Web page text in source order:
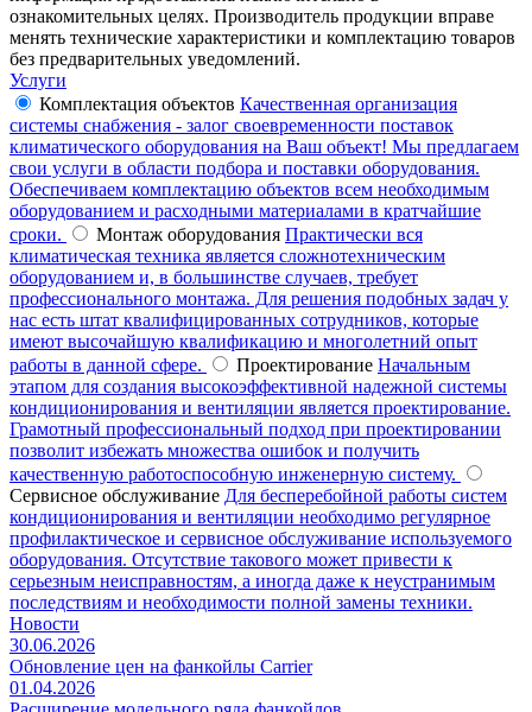
ознакомительных целях. Производитель продукции вправе
менять технические характеристики и комплектацию товаров
без предварительных уведомлений.
Услуги
Комплектация объектов Качественная организация
системы снабжения - залог своевременности поставок
климатического оборудования на Ваш объект! Мы предлагаем
свои услуги в области подбора и поставки оборудования.
Обеспечиваем комплектацию объектов всем необходимым
оборудованием и расходными материалами в кратчайшие
сроки.
Монтаж оборудования Практически вся
климатическая техника является сложнотехническим
оборудованием и, в большинстве случаев, требует
профессионального монтажа. Для решения подобных задач у
нас есть штат квалифицированных сотрудников, которые
имеют высочайшую квалификацию и многолетний опыт
работы в данной сфере.
Проектирование Начальным
этапом для создания высокоэффективной надежной системы
кондиционирования и вентиляции является проектирование.
Грамотный профессиональный подход при проектировании
позволит избежать множества ошибок и получить
качественную работоспособную инженерную систему.
Сервисное обслуживание Для бесперебойной работы систем
кондиционирования и вентиляции необходимо регулярное
профилактическое и сервисное обслуживание используемого
оборудования. Отсутствие такового может привести к
серьезным неисправностям, а иногда даже к неустранимым
последствиям и необходимости полной замены техники.
Новости
30.06.2026
Обновление цен на фанкойлы Carrier
01.04.2026